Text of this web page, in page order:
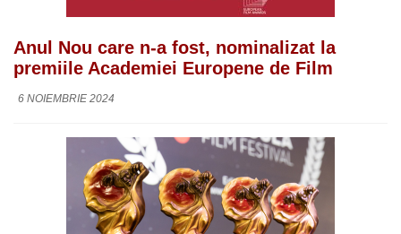
Anul Nou care n-a fost, nominalizat la
premiile Academiei Europene de Film
6 NOIEMBRIE 2024